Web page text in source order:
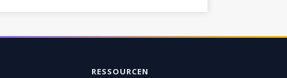
RESSOURCEN